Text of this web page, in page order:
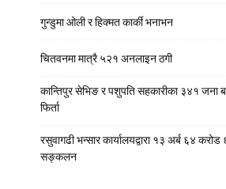
गुन्डुमा ओली र हिक्मत कार्की भनाभन
चितवनमा मात्रै ५२१ अनलाइन ठगी
कान्तिपुर सेभिङ र पशुपति सहकारीका ३४१ जना
फिर्ता
रसुवागढी भन्सार कार्यालयद्वारा १३ अर्ब ६४
सङ्कलन